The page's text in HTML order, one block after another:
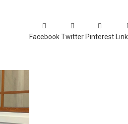
Facebook Twitter Pinterest